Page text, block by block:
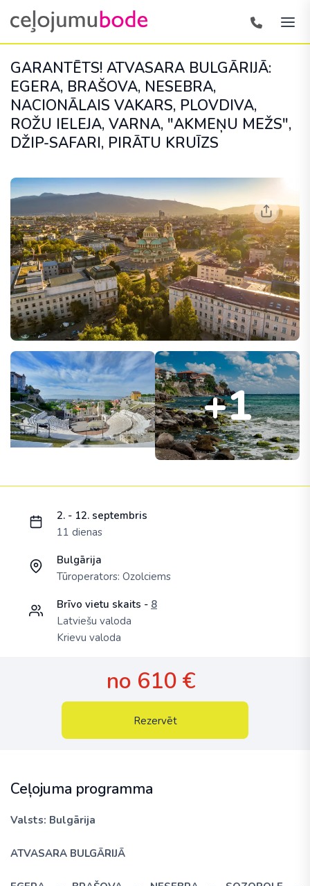
GARANTĒTS! ATVASARA BULGĀRIJĀ:
EGERA, BRAŠOVA, NESEBRA,
NACIONĀLAIS VAKARS, PLOVDIVA,
ROŽU IELEJA, VARNA, "AKMEŅU MEŽS",
DŽIP-SAFARI, PIRĀTU KRUĪZS
+1
Ceļojuma programma
Valsts: Bulgārija
ATVASARA BULGĀRIJĀ
2. - 12. septembris
11 dienas
Bulgārija
Tūroperators: Ozolciems
Brīvo vietu skaits - 8
Latviešu valoda
Krievu valoda
no 610 €
Rezervēt